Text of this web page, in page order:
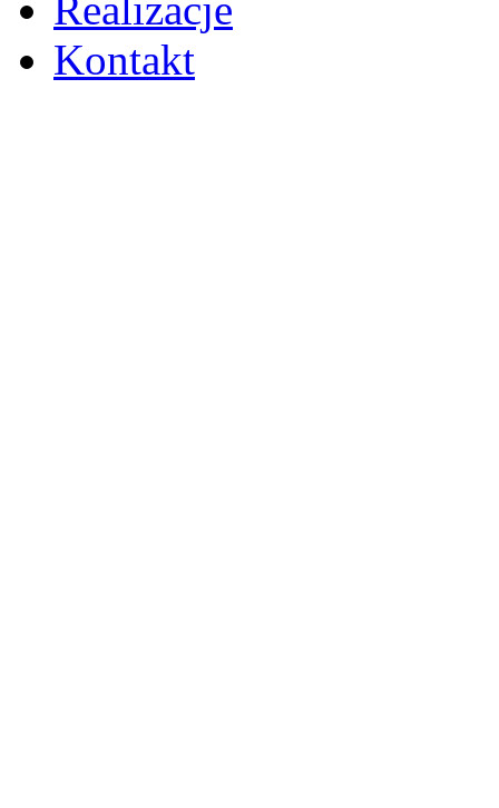
Kontakt